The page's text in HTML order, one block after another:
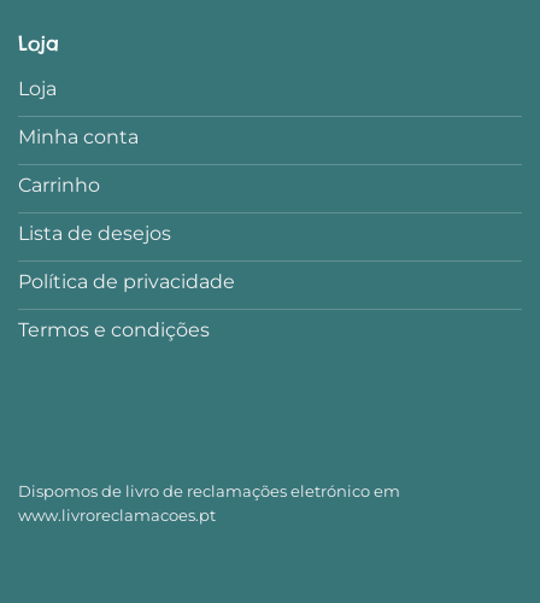
Loja
Loja
Minha conta
Carrinho
Lista de desejos
Política de privacidade
Termos e condições
Dispomos de livro de reclamações eletrónico em
www.livroreclamacoes.pt